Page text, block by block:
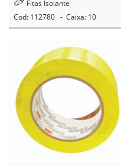
Fitas Isolante
Cod: 112780 - Caixa: 10